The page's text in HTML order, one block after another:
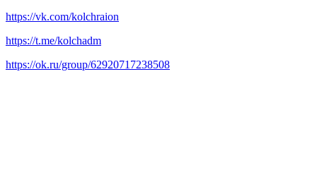
https://vk.com/kolchraion
https://t.me/kolchadm
https://ok.ru/group/62920717238508